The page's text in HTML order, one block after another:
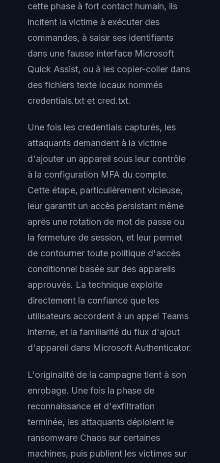
cette phase à fort contact humain, ils
incitent la victime à exécuter des
commandes, à saisir ses identifiants
dans une fausse interface Microsoft
Quick Assist, ou à les copier-coller dans
des fichiers texte locaux nommés
credentials.txt et cred.txt.
Une fois les credentials capturés, les
attaquants demandent à la victime
d'ajouter un appareil sous leur contrôle
à la configuration MFA du compte.
Cette étape, particulièrement vicieuse,
leur garantit un accès persistant même
après une rotation de mot de passe ou
la fermeture de session, et leur permet
de contourner toute politique d'accès
conditionnel basée sur des appareils
approuvés. La technique exploite
directement la confiance que les
utilisateurs accordent à un appel Teams
interne, et la familiarité du flux d'ajout
d'appareil dans Microsoft Authenticator.
L'originalité de la campagne tient à son
enrobage. Une fois la phase de
reconnaissance et d'exfiltration
terminée, les attaquants déploient le
ransomware Chaos sur certaines
machines, puis publient les victimes sur